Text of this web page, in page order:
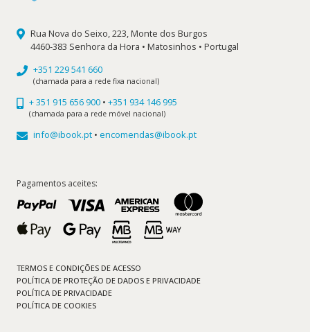
Rua Nova do Seixo, 223, Monte dos Burgos
4460-383 Senhora da Hora • Matosinhos • Portugal
+351 229 541 660
(chamada para a rede fixa nacional)
+ 351 915 656 900 • +351 934 146 995
(chamada para a rede móvel nacional)
info@ibook.pt • encomendas@ibook.pt
Pagamentos aceites:
TERMOS E CONDIÇÕES DE ACESSO
POLÍTICA DE PROTEÇÃO DE DADOS E PRIVACIDADE
POLÍTICA DE PRIVACIDADE
POLÍTICA DE COOKIES